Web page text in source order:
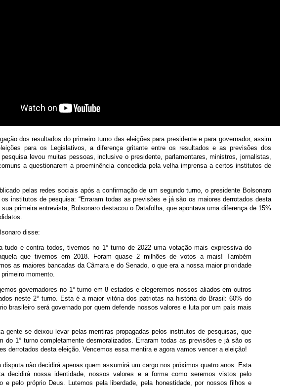
dos resultados do primeiro turno das eleições para presidente e para governador, assim
para os Legislativos, a diferença gritante entre os resultados e as previsões dos
levou muitas pessoas, inclusive o presidente, parlamentares, ministros, jornalistas,
a questionarem a proeminência concedida pela velha imprensa a certos institutos de
pelas redes sociais após a confirmação de um segundo turno, o presidente Bolsonaro
institutos de pesquisa: “Erraram todas as previsões e já são os maiores derrotados desta
sua primeira entrevista, Bolsonaro destacou o Datafolha, que apontava uma diferença de 15%
disse:
tudo e contra todos, tivemos no 1° turno de 2022 uma votação mais expressiva do
que tivemos em 2018. Foram quase 2 milhões de votos a mais! Também
as maiores bancadas da Câmara e do Senado, o que era a nossa maior prioridade
momento.
governadores no 1° turno em 8 estados e elegeremos nossos aliados em outros
neste 2° turno. Esta é a maior vitória dos patriotas na história do Brasil: 60% do
brasileiro será governado por quem defende nossos valores e luta por um país mais
gente se deixou levar pelas mentiras propagadas pelos institutos de pesquisas, que
do 1° turno completamente desmoralizados. Erraram todas as previsões e já são os
derrotados desta eleição. Vencemos essa mentira e agora vamos vencer a eleição!
disputa não decidirá apenas quem assumirá um cargo nos próximos quatro anos. Esta
decidirá nossa identidade, nossos valores e a forma como seremos vistos pelo
e pelo próprio Deus. Lutemos pela liberdade, pela honestidade, por nossos filhos e